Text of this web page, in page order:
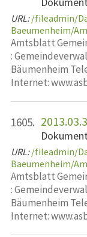
URL: /fileadmin/
Baeumenheim/
Amtsblatt
:
Bäumenheim
Internet:
1605.
URL: /fileadmin/
Baeumenheim/
Amtsblatt
:
Bäumenheim
Internet: